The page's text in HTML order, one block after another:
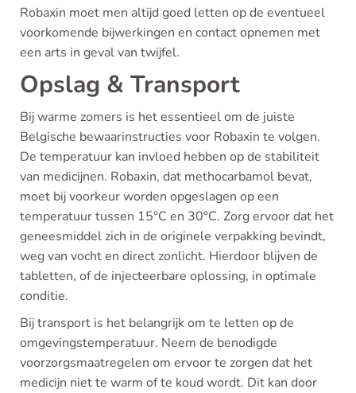
Robaxin moet men altijd goed letten op de eventueel
voorkomende bijwerkingen en contact opnemen met
een arts in geval van twijfel.
Opslag & Transport
Bij warme zomers is het essentieel om de juiste
Belgische bewaarinstructies voor Robaxin te volgen.
De temperatuur kan invloed hebben op de stabiliteit
van medicijnen. Robaxin, dat methocarbamol bevat,
moet bij voorkeur worden opgeslagen op een
temperatuur tussen 15°C en 30°C. Zorg ervoor dat het
geneesmiddel zich in de originele verpakking bevindt,
weg van vocht en direct zonlicht. Hierdoor blijven de
tabletten, of de injecteerbare oplossing, in optimale
conditie.
Bij transport is het belangrijk om te letten op de
omgevingstemperatuur. Neem de benodigde
voorzorgsmaatregelen om ervoor te zorgen dat het
medicijn niet te warm of te koud wordt. Dit kan door